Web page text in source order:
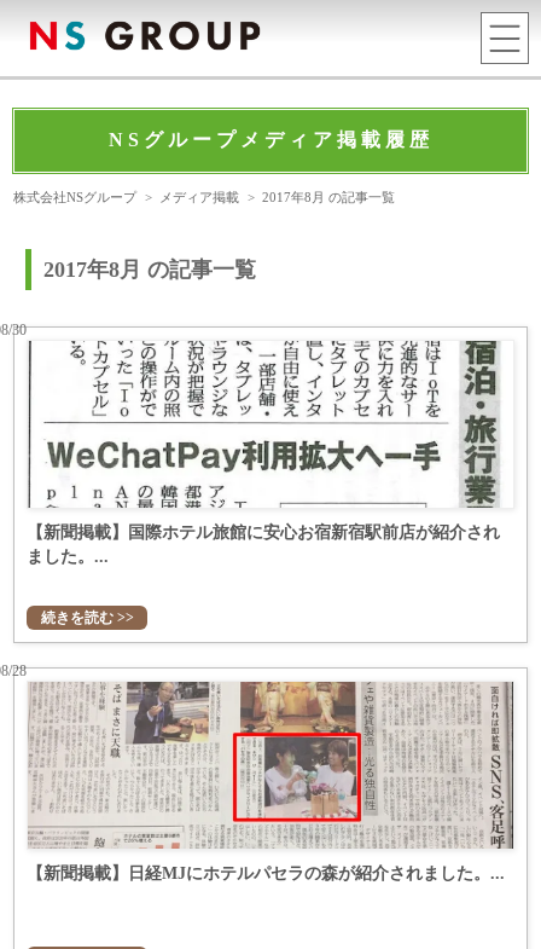
NSグループメディア掲載履歴
株式会社NSグループ > メディア掲載 >2017年8月 の記事一覧
2017年8月 の記事一覧
【新聞掲載】国際ホテル旅館に安心お宿新宿駅前店が紹介され
ました。...
30
続きを読む >>
【新聞掲載】日経MJにホテルパセラの森が紹介されました。...
28